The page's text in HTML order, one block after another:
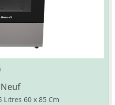
Litres 60 x 85 Cm